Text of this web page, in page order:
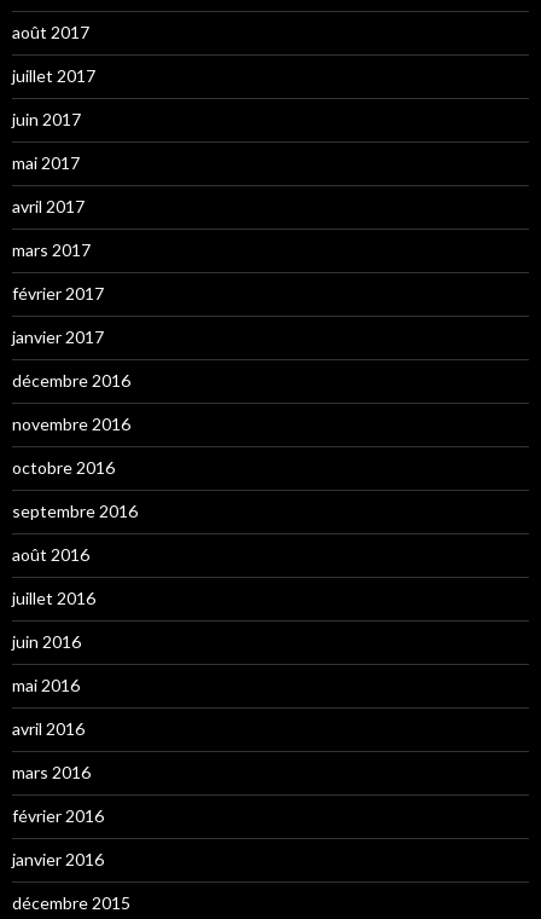
août 2017
juillet 2017
juin 2017
mai 2017
avril 2017
mars 2017
février 2017
janvier 2017
décembre 2016
novembre 2016
octobre 2016
septembre 2016
août 2016
juillet 2016
juin 2016
mai 2016
avril 2016
mars 2016
février 2016
janvier 2016
décembre 2015